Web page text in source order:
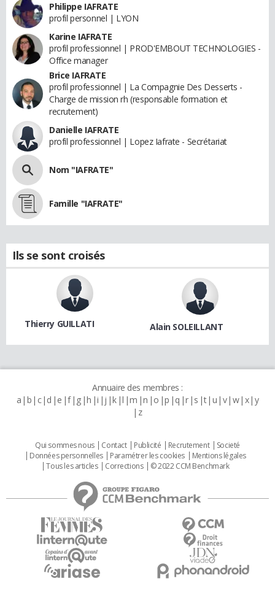
Philippe IAFRATE
profil personnel | LYON
Karine IAFRATE
profil professionnel | PROD'EMBOUT TECHNOLOGIES -
Office manager
Brice IAFRATE
profil professionnel | La Compagnie Des Desserts -
Charge de mission rh (responsable formation et
recrutement)
Danielle IAFRATE
profil professionnel | Lopez Iafrate - Secrétariat
Nom "IAFRATE"
Famille "IAFRATE"
Ils se sont croisés
Thierry GUILLATI Alain SOLEILLANT
Annuaire des membres :
a b c d e f g h i j k l m n o p q r s t u v w x y
z
Qui sommes nous Contact Publicité Recrutement
Societé
Données personnelles
Paramétrer les cookies
Mentions légales
Tous les articles
Corrections © 2022 CCM Benchmark